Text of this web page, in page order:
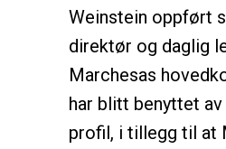
Weinstein oppført
direktør og daglig
Marchesas
har blitt benyttet av
profil, i tillegg til at